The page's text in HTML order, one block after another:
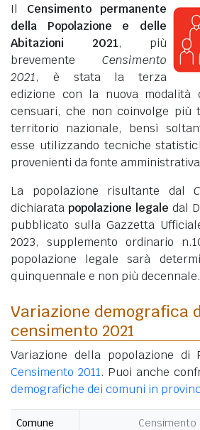
Il Censimento permanente
della Popolazione e delle
Abitazioni 2021, più
brevemente Censimento
2021, è stata la terza
edizione con la nuova modalità
censuari, che non coinvolge più
territorio nazionale, bensì
esse utilizzando tecniche
provenienti da fonte
La popolazione risultante dal
dichiarata popolazione legale dal
pubblicato sulla Gazzetta
2023, supplemento ordinario
popolazione legale sarà
quinquennale e non più decennale.
Variazione demografica
censimento 2021
Variazione della popolazione di
Censimento 2011. Puoi anche
demografiche dei comuni in
Comune Censimento